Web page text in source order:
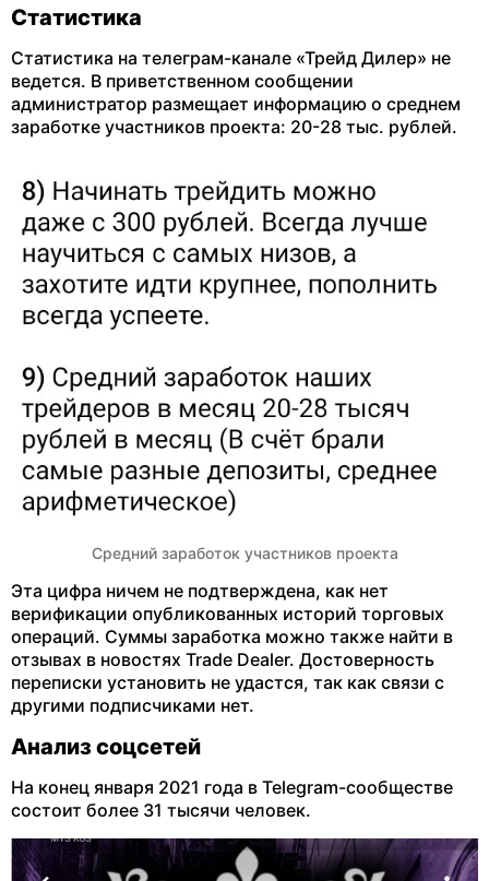
Статистика
Статистика на телеграм-канале «Трейд Дилер» не
ведется. В приветственном сообщении
администратор размещает информацию о среднем
заработке участников проекта: 20-28 тыс. рублей.
Средний заработок участников проекта
Эта цифра ничем не подтверждена, как нет
верификации опубликованных историй торговых
операций. Суммы заработка можно также найти в
отзывах в новостях Trade Dealer. Достоверность
переписки установить не удастся, так как связи с
другими подписчиками нет.
Анализ соцсетей
На конец января 2021 года в Telegram-сообществе
состоит более 31 тысячи человек.